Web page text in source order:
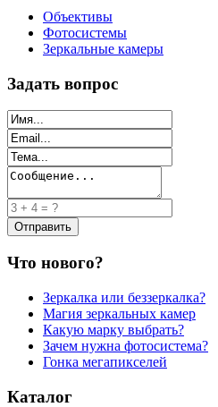
Объективы
Фотосистемы
Зеркальные камеры
Задать вопрос
Что нового?
Зеркалка или беззеркалка?
Магия зеркальных камер
Какую марку выбрать?
Зачем нужна фотосистема?
Гонка мегапикселей
Каталог